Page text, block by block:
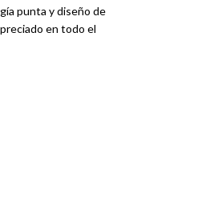
punta y diseño de
en todo el